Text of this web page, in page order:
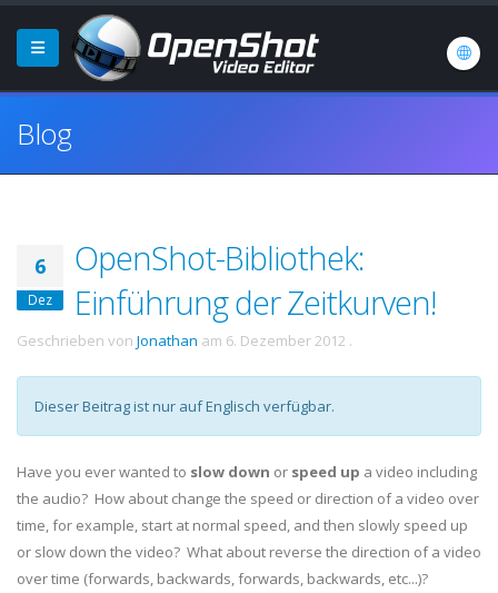
Blog
6
Dez
OpenShot-Bibliothek:
Einführung der Zeitkurven!
Geschrieben von Jonathan am 6. Dezember 2012 .
Dieser Beitrag ist nur auf Englisch verfügbar.
Have you ever wanted to slow down or speed up a video including
the audio? How about change the speed or direction of a video over
time, for example, start at normal speed, and then slowly speed up
or slow down the video? What about reverse the direction of a video
over time (forwards, backwards, forwards, backwards, etc...)?